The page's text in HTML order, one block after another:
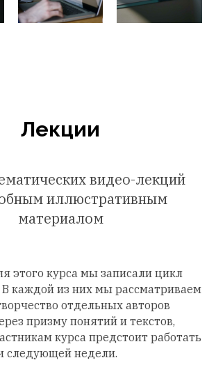
Лекции
видео-лекций
иллюстративным
материалом
этого курса мы записали цикл
каждой из них мы рассматриваем
отдельных авторов
призму понятий и текстов,
курса предстоит работать
следующей недели.